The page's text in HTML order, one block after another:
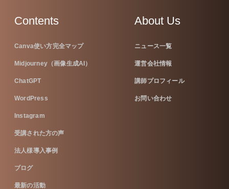
Contents
Canva使い方完全マップ
Midjourney（画像生成AI）
ChatGPT
WordPress
Instagram
受講された方の声
法人様導入事例
ブログ
最新の活動
About Us
ニュース一覧
運営会社情報
講師プロフィール
お問い合わせ